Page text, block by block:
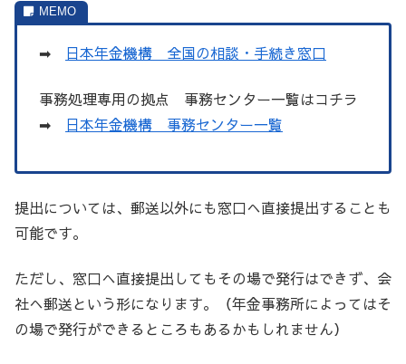
➡ 日本年金機構 全国の相談・手続き窓口
事務処理専用の拠点 事務センター一覧はコチラ
➡ 日本年金機構 事務センター一覧
提出については、郵送以外にも窓口へ直接提出することも
可能です。
ただし、窓口へ直接提出してもその場で発行はできず、会
社へ郵送という形になります。（年金事務所によってはそ
の場で発行ができるところもあるかもしれません）